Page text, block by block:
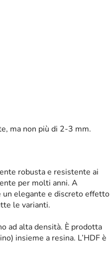
ma non più di 2-3 mm.
robusta e resistente ai
per molti anni. A
un elegante e discreto effetto
le varianti.
ad alta densità. È prodotta
insieme a resina. L’HDF è